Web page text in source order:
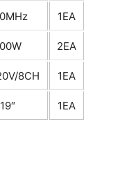
1EA
2EA
8CH 1EA
19″
1EA